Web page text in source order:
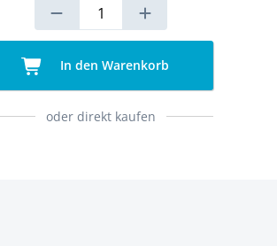
In den Warenkorb
oder direkt kaufen